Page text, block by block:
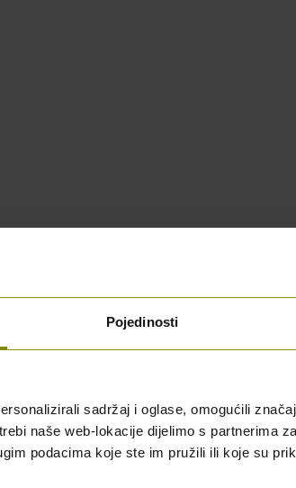
Pojedinosti
sadržaj i oglase, omogućili
naše web-lokacije dijelimo s partnerima
podacima koje ste im pružili ili koje su